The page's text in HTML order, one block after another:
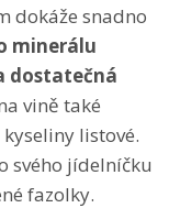
dokáže snadno
minerálu
dostatečná
vině také
listové.
svého jídelníčku
fazolky.